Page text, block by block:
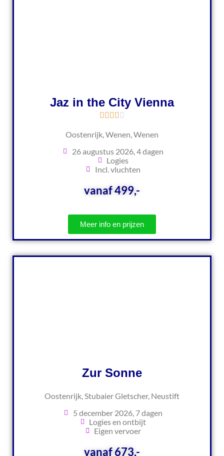
Jaz in the City Vienna
Oostenrijk, Wenen, Wenen
26 augustus 2026, 4 dagen
Logies
Incl. vluchten
vanaf 499,-
Meer info en prijzen
Zur Sonne
Oostenrijk, Stubaier Gletscher, Neustift
5 december 2026, 7 dagen
Logies en ontbijt
Eigen vervoer
vanaf 673,-